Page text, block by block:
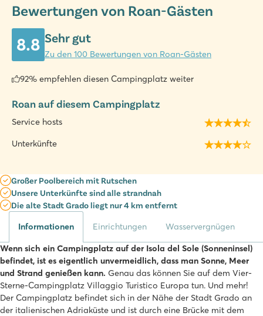
Bewertungen von Roan-Gästen
8.8 Sehr gut
Zu den 100 Bewertungen von Roan-Gästen
92% empfehlen diesen Campingplatz weiter
Roan auf diesem Campingplatz
Service hosts
Unterkünfte
Großer Poolbereich mit Rutschen
Unsere Unterkünfte sind alle strandnah
Die alte Stadt Grado liegt nur 4 km entfernt
Informationen Einrichtungen Wasservergnügen
Wenn sich ein Campingplatz auf der Isola del Sole (Sonneninsel)
befindet, ist es eigentlich unvermeidlich, dass man Sonne, Meer
und Strand genießen kann. Genau das können Sie auf dem Vier-
Sterne-Campingplatz Villaggio Turistico Europa tun. Und mehr!
Der Campingplatz befindet sich in der Nähe der Stadt Grado an
der italienischen Adriaküste und ist durch eine Brücke mit dem